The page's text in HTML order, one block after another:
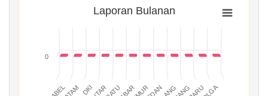
Laporan Bulanan
DKI
0